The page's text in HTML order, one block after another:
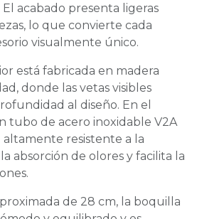
acabado presenta ligeras
lo que convierte cada
visualmente único.
está fabricada en madera
donde las vetas visibles
al diseño. En el
tubo de acero inoxidable V2A
altamente resistente a la
absorción de olores y facilita la
de 28 cm, la boquilla